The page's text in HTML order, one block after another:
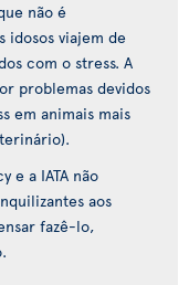
não é
idosos viajem de
com o stress. A
problemas devidos
em animais mais
e a IATA não
aos
fazê-lo,